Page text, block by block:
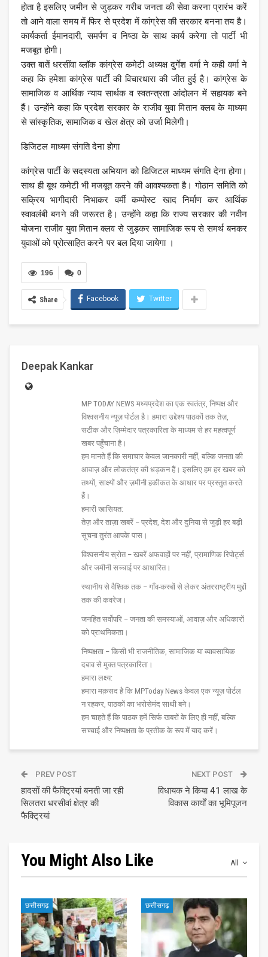
होता है इसलिए जमीन से जुड़कर गरीब जनता की सेवा करना प्रारंभ करें
तो आने वाला समय में फिर से प्रदेश में कांग्रेस की सरकार बनना तय है।
कार्यकर्ता ईमानदारी, समर्पण व निष्ठा के साथ कार्य करेगा तो पार्टी भी
मजबूत होगी।
उक्त बातें धरसींवा ब्लॉक कांग्रेस कमेटी अध्यक्ष दुर्गेश वर्मा ने कही वर्मा ने
कहा कि हमेशा कांग्रेस पार्टी की विचारधारा की जीत हुई है। कांग्रेस के
सामाजिक व आर्थिक न्याय सार्थक व स्वतन्त्रता आंदोलन में सहायक बने
हैं। उन्होंने कहा कि प्रदेश सरकार के राजीव युवा मितान क्लब के माध्यम
से सांस्कृतिक, सामाजिक व खेल क्षेत्र को उर्जा मिलेगी।
डिजिटल माध्यम संगति देना होगा
कांग्रेस पार्टी के सदस्यता अभियान को डिजिटल माध्यम संगति देना होगा।
साथ ही बूथ कमेटी भी मजबूत करने की आवश्यकता है। गोठान समिति को
सक्रिय भागीदारी निभाकर वर्मी कम्पोस्ट खाद निर्माण कर आर्थिक
स्वावलंबी बनने की जरूरत है। उन्होंने कहा कि राज्य सरकार की नवीन
योजना राजीव युवा मितान क्लव से जुड़कर सामाजिक रूप से समर्थ बनकर
युवाओं को प्रोत्साहित करने पर बल दिया जायेगा ।
0
196
Share Facebook Twitter
Deepak Kankar
MP TODAY NEWS मध्यप्रदेश का एक स्वतंत्र, निष्पक्ष और
विश्वसनीय न्यूज़ पोर्टल है। हमारा उद्देश्य पाठकों तक तेज़,
सटीक और ज़िम्मेदार पत्रकारिता के माध्यम से हर महत्वपूर्ण
खबर पहुँचाना है।
हम मानते हैं कि समाचार केवल जानकारी नहीं, बल्कि जनता की
आवाज़ और लोकतंत्र की धड़कन हैं। इसलिए हम हर खबर को
तथ्यों, साक्ष्यों और ज़मीनी हकीकत के आधार पर प्रस्तुत करते
हैं।
हमारी खासियत:
तेज़ और ताज़ा खबरें – प्रदेश, देश और दुनिया से जुड़ी हर बड़ी
सूचना तुरंत आपके पास।
विश्वसनीय स्रोत – खबरें अफवाहों पर नहीं, प्रामाणिक रिपोर्ट्स
और जमीनी सच्चाई पर आधारित।
स्थानीय से वैश्विक तक – गाँव-कस्बों से लेकर अंतरराष्ट्रीय मुद्दों
तक की कवरेज।
जनहित सर्वोपरि – जनता की समस्याओं, आवाज़ और अधिकारों
को प्राथमिकता।
निष्पक्षता – किसी भी राजनीतिक, सामाजिक या व्यावसायिक
दबाव से मुक्त पत्रकारिता।
हमारा लक्ष्य:
हमारा मक़सद है कि MPToday News केवल एक न्यूज़ पोर्टल
न रहकर, पाठकों का भरोसेमंद साथी बने।
हम चाहते हैं कि पाठक हमें सिर्फ खबरों के लिए ही नहीं, बल्कि
सच्चाई और निष्पक्षता के प्रतीक के रूप में याद करें।
PREV POST
हादसों की फैक्ट्रियां बनती जा रही
सिलतरा धरसीवां क्षेत्र की
फैक्ट्रियां
NEXT POST
विधायक ने किया 41 लाख के
विकास कार्यों का भूमिपूजन
All
You Might Also Like
छत्तीसगढ़ छत्तीसगढ़